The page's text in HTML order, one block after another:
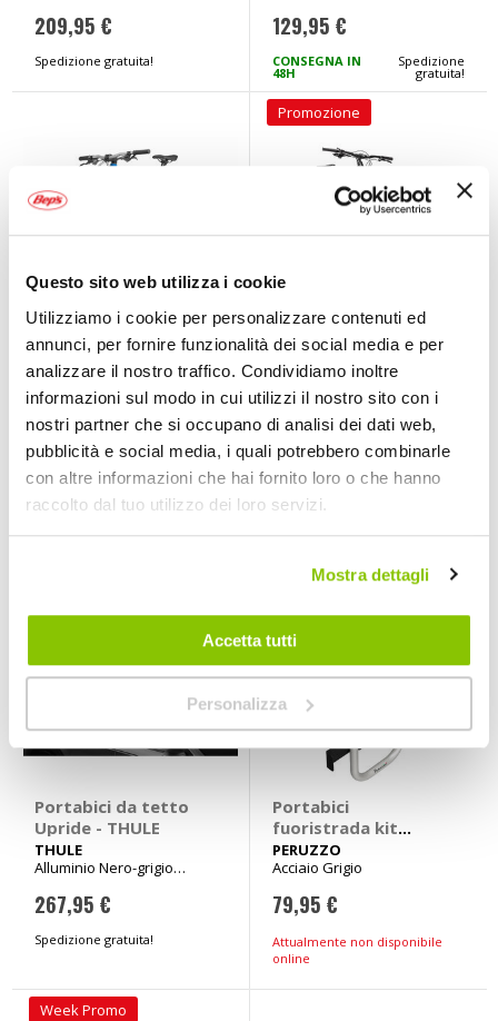
Questo sito web utilizza i cookie
Utilizziamo i cookie per personalizzare contenuti ed
annunci, per fornire funzionalità dei social media e per
analizzare il nostro traffico. Condividiamo inoltre
informazioni sul modo in cui utilizzi il nostro sito con i
nostri partner che si occupano di analisi dei dati web,
pubblicità e social media, i quali potrebbero combinarle
con altre informazioni che hai fornito loro o che hanno
raccolto dal tuo utilizzo dei loro servizi.
Mostra dettagli
Accetta tutti
Personalizza
209,95 €
Spedizione gratuita!
129,95 €
CONSEGNA IN
48H
Spedizione
gratuita!
Portabici da tetto
Stelvio - BBROS
BBROS
Acciaio
44,95 €
CONSEGNA IN
48H
Spedizione
gratuita!
Promozione
Portabici da tetto
Ultimate eBike -
ALTHURA
ALTHURA
141x36cm 4,7kg
109,95 €99,95 € -9%
CONSEGNA IN
48H
Portabici da tetto
Upride - THULE
THULE
Alluminio Nero-grigio
267,95 €
Spedizione gratuita!
Portabici
fuoristrada kit
montaggio Stelvio -
Ancoraggio -
PERUZZO
Acciaio Grigio
79,95 €
Attualmente non disponibile
online
Week Promo